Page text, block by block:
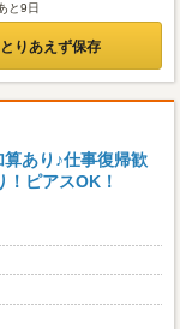
と9日
とりあえず保存
あり♪仕事復帰歓
ピアスOK！